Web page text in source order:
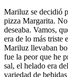
Mariluz se decidió
pizza Margarita.
deseaba. Vamos,
era de lo más triste
Mariluz llevaban
fue la peor que he
sal, el helado era
variedad de